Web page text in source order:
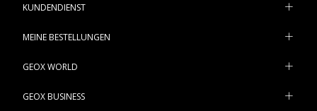
KUNDENDIENST
MEINE BESTELLUNGEN
GEOX WORLD
GEOX BUSINESS